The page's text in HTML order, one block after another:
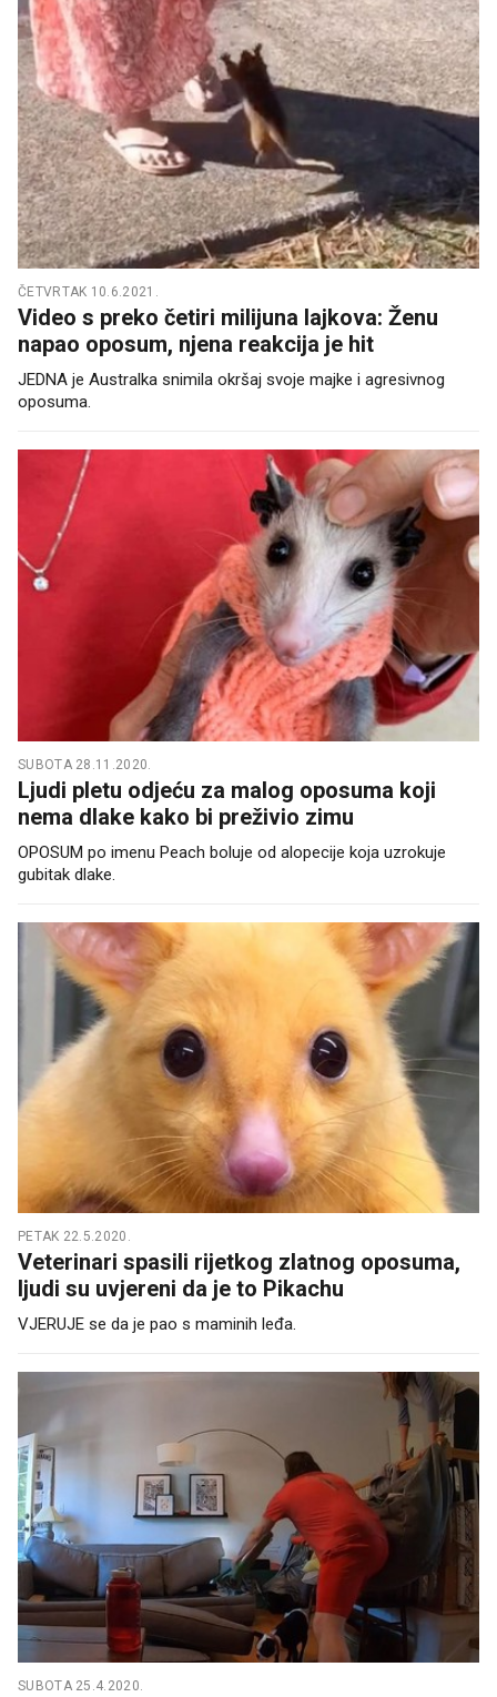
ČETVRTAK 10.6.2021.
Video s preko četiri milijuna lajkova: Ženu
napao oposum, njena reakcija je hit
JEDNA je Australka snimila okršaj svoje majke i agresivnog
oposuma.
SUBOTA 28.11.2020.
Ljudi pletu odjeću za malog oposuma koji
nema dlake kako bi preživio zimu
OPOSUM po imenu Peach boluje od alopecije koja uzrokuje
gubitak dlake.
PETAK 22.5.2020.
Veterinari spasili rijetkog zlatnog oposuma,
ljudi su uvjereni da je to Pikachu
VJERUJE se da je pao s maminih leđa.
SUBOTA 25.4.2020.